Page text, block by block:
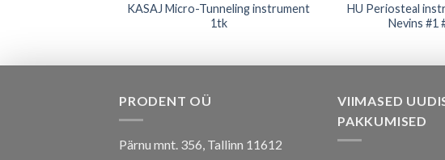
KASAJ Micro-Tunneling instrument
1tk
HU Periosteal
Nevins #1
PRODENT OÜ
Pärnu mnt. 356, Tallinn 11612
VIIMASED
PAKKUMISED